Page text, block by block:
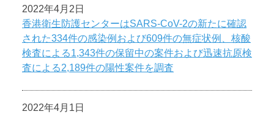
2022年4月2日
香港衛生防護センターはSARS-CoV-2の新たに確認
された334件の感染例および609件の無症状例、核酸
検査による1,343件の保留中の案件および迅速抗原検
査による2,189件の陽性案件を調査
2022年4月1日